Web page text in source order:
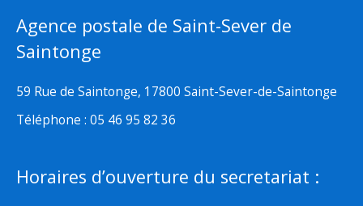
Agence postale de Saint-Sever de
Saintonge
59 Rue de Saintonge, 17800 Saint-Sever-de-Saintonge
Téléphone : 05 46 95 82 36
Horaires d’ouverture du secretariat :